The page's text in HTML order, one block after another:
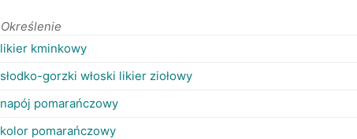
Określenie
likier kminkowy
słodko-gorzki włoski likier ziołowy
napój pomarańczowy
kolor pomarańczowy